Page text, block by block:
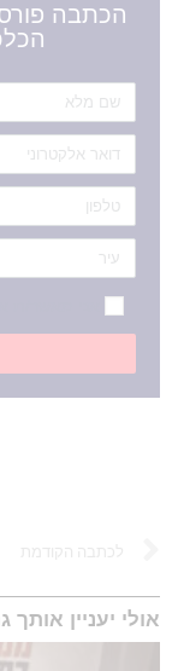
הכתבה
אולי יעניין אותך